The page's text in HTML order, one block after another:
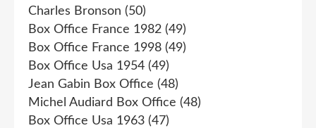
Charles Bronson (50)
Box Office France 1982 (49)
Box Office France 1998 (49)
Box Office Usa 1954 (49)
Jean Gabin Box Office (48)
Michel Audiard Box Office (48)
Box Office Usa 1963 (47)